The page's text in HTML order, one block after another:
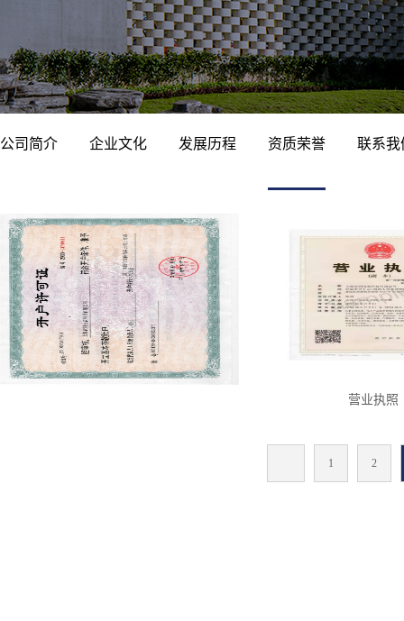
公司简介 企业文化 发展历程 资质荣誉 联系我
营业执照
1 2